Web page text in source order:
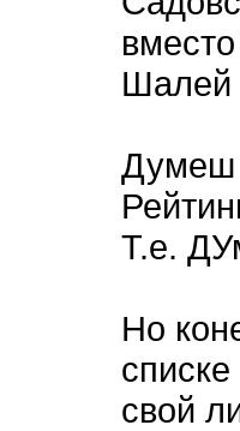
Шалей
Думеш
Т.е.
Но
свой